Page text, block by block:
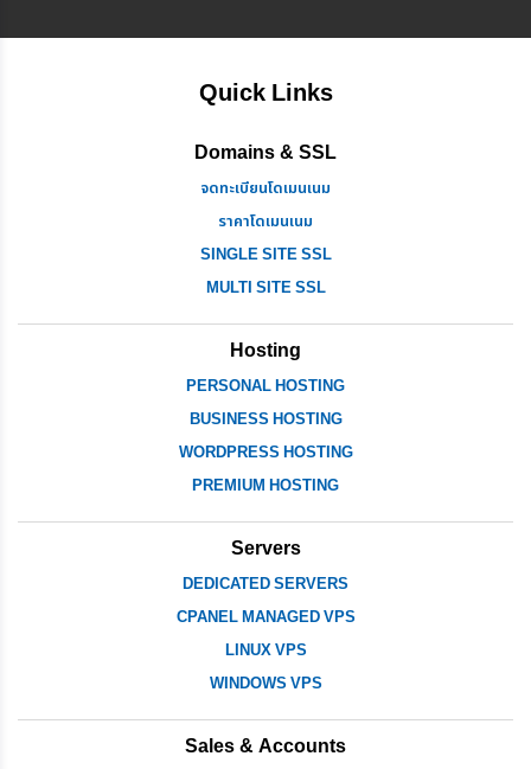
Quick Links
Domains & SSL
จดทะเบียนโดเมนเนม
ราคาโดเมนเนม
SINGLE SITE SSL
MULTI SITE SSL
Hosting
PERSONAL HOSTING
BUSINESS HOSTING
WORDPRESS HOSTING
PREMIUM HOSTING
Servers
DEDICATED SERVERS
CPANEL MANAGED VPS
LINUX VPS
WINDOWS VPS
Sales & Accounts